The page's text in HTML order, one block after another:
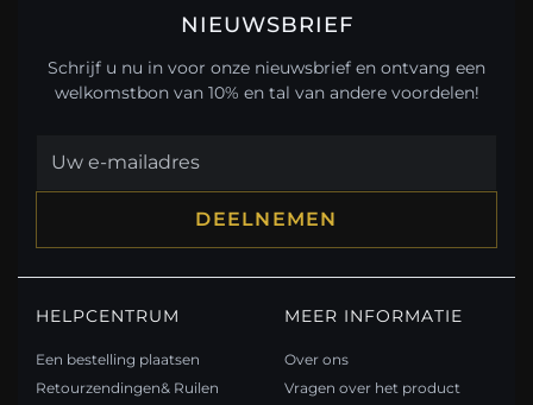
NIEUWSBRIEF
Schrijf u nu in voor onze nieuwsbrief en ontvang een
welkomstbon van 10% en tal van andere voordelen!
DEELNEMEN
HELPCENTRUM
Een bestelling plaatsen
Retourzendingen& Ruilen
MEER INFORMATIE
Over ons
Vragen over het product